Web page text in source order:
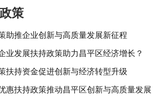
策
助推企业创新与高质量发展新征程
业发展扶持政策助力昌平区经济增长？
扶持资金促进创新与经济转型升级
惠扶持政策推动昌平区创新与高质量发